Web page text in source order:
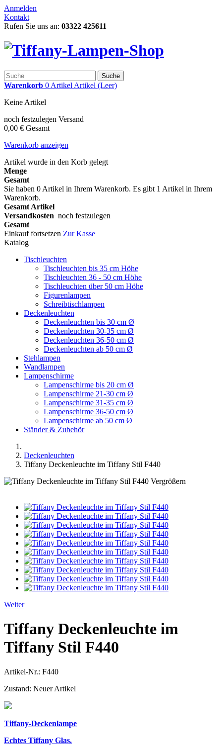
Anmelden
Kontakt
Rufen Sie uns an: 03322 425611
Suche
Warenkorb 0 Artikel Artikel (Leer)
Keine Artikel
noch festzulegen Versand
0,00 € Gesamt
Warenkorb anzeigen
Artikel wurde in den Korb gelegt
Menge
Gesamt
Sie haben 0 Artikel in Ihrem Warenkorb. Es gibt 1 Artikel in Ihrem
Warenkorb.
Gesamt Artikel
Versandkosten noch festzulegen
Gesamt
Einkauf fortsetzen Zur Kasse
Katalog
Tischleuchten
Tischleuchten bis 35 cm Höhe
Tischleuchten 36 - 50 cm Höhe
Tischleuchten über 50 cm Höhe
Figurenlampen
Schreibtischlampen
Deckenleuchten
Deckenleuchten bis 30 cm Ø
Deckenleuchten 30-35 cm Ø
Deckenleuchten 36-50 cm Ø
Deckenleuchten ab 50 cm Ø
Stehlampen
Wandlampen
Lampenschirme
Lampenschirme bis 20 cm Ø
Lampenschirme 21-30 cm Ø
Lampenschirme 31-35 cm Ø
Lampenschirme 36-50 cm Ø
Lampenschirme ab 50 cm Ø
Ständer & Zubehör
Deckenleuchten
Tiffany Deckenleuchte im Tiffany Stil F440
Vergrößern
Weiter
Tiffany Deckenleuchte im
Tiffany Stil F440
Artikel-Nr.: F440
Zustand: Neuer Artikel
Tiffany-Deckenlampe
Echtes Tiffany Glas.